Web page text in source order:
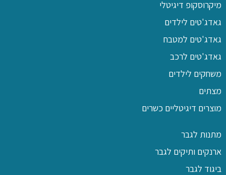
מיקרוסקופ דיגיטלי
גאדג'טים לילדים
גאדג'טים למטבח
גאדג'טים לרכב
משחקים לילדים
מצתים
מוצרים דיגיטליים כשרים
מתנות לגבר
ארנקים ותיקים לגבר
ביגוד לגבר